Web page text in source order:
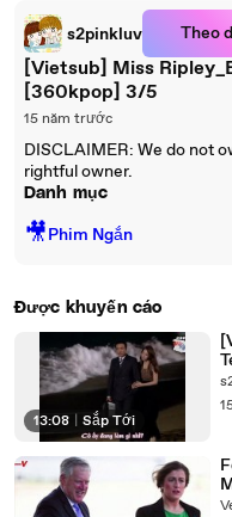
s2pinkluv Theo
[Vietsub] Miss
[360kpop] 3/5
15 năm trước
DISCLAIMER: We do not
rightful owner.
Danh mục
🎥Phim Ngắn
Được khuyến cáo
13:08 Sắp Tới